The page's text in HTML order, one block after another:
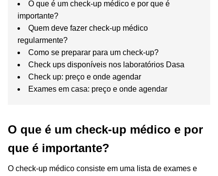
O que é um check-up médico e por que é
importante?
Quem deve fazer check-up médico
regularmente?
Como se preparar para um check-up?
Check ups disponíveis nos laboratórios Dasa
Check up: preço e onde agendar
Exames em casa: preço e onde agendar
O que é um check-up médico e por
que é importante?
O check-up médico consiste em uma lista de exames e